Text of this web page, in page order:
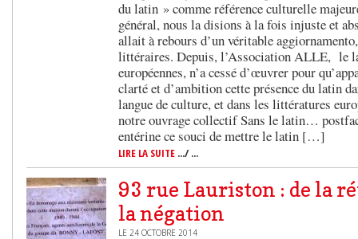
du latin » comme référence culturelle
général, nous la disions à la fois injuste et
allait à rebours d’un véritable
littéraires. Depuis, l’Association ALLE, le
européennes, n’a cessé d’œuvrer pour
clarté et d’ambition cette présence du latin
langue de culture, et dans les littératures
notre ouvrage collectif Sans le latin…
entérine ce souci de mettre le latin […]
LIRE LA SUITE .../ ...
93 rue Lauriston : de la
la négation
LE 24 OCTOBRE 2014